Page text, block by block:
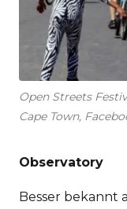
Open Streets
Cape Town,
Observatory
Besser bekannt